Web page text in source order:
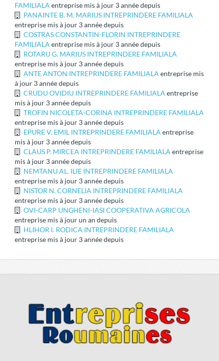
FAMILIALA entreprise mis à jour 3 année depuis
PANAINTE B. M. MARIUS INTREPRINDERE FAMILIALA
entreprise mis à jour 3 année depuis
COSTRAS CONSTANTIN-FLORIN INTREPRINDERE
FAMILIALA entreprise mis à jour 3 année depuis
ROTARU G. MARIUS INTREPRINDERE FAMILIALA
entreprise mis à jour 3 année depuis
ANTE ANTON INTREPRINDERE FAMILIALA entreprise mis
à jour 3 année depuis
CRUDU OVIDIU INTREPRINDERE FAMILIALA entreprise
mis à jour 3 année depuis
TROFIN NICOLETA-CORINA INTREPRINDERE FAMILIALA
entreprise mis à jour 3 année depuis
EPURE V. EMIL INTREPRINDERE FAMILIALA entreprise
mis à jour 3 année depuis
CLAUS P. MIRCEA INTREPRINDERE FAMILIALA entreprise
mis à jour 3 année depuis
NEMTANU AL. ILIE INTREPRINDERE FAMILIALA
entreprise mis à jour 3 année depuis
NISTOR N. CORNELIA INTREPRINDERE FAMILIALA
entreprise mis à jour 3 année depuis
OVI-CARP UNGHENI-IASI COOPERATIVA AGRICOLA
entreprise mis à jour un an depuis
HLIHOR I. RODICA INTREPRINDERE FAMILIALA
entreprise mis à jour 3 année depuis